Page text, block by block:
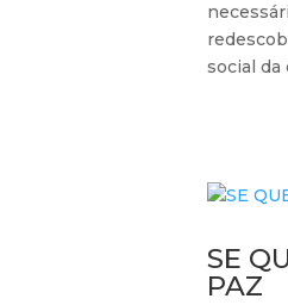
social da
SE
PAZ